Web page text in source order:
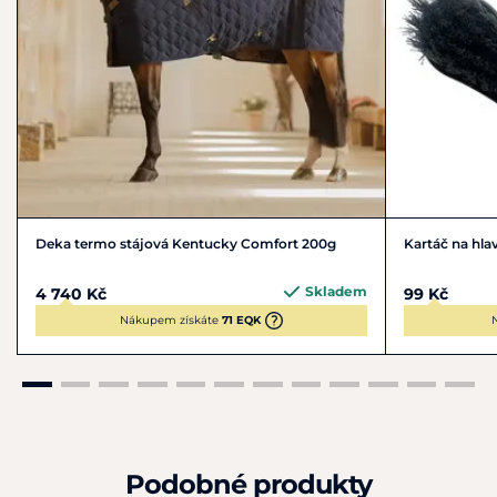
Deka termo stájová Kentucky Comfort 200g
4 740 Kč Skladem
Nákupem získáte 71 EQK
Kartáč na
99 Kč
Podobné produkty